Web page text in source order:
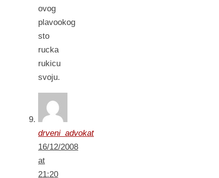
ovog
plavookog
sto
rucka
rukicu
svoju.
drveni_advokat
16/12/2008
at
21:20